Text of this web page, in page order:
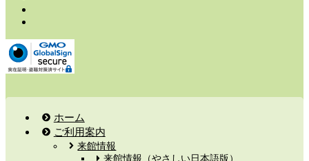
ホーム
ご利用案内
来館情報
来館情報（やさしい日本語版）